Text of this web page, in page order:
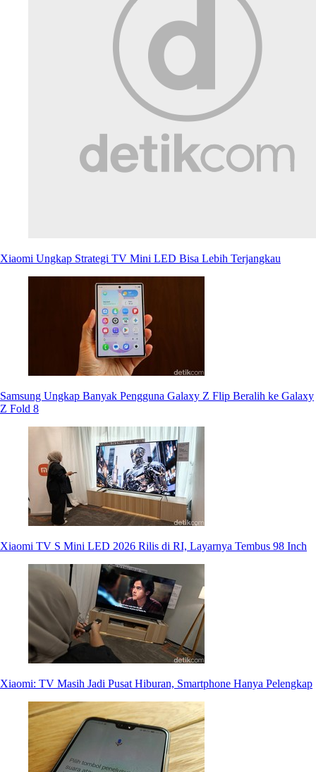
Xiaomi Ungkap Strategi TV Mini LED Bisa Lebih Terjangkau
Samsung Ungkap Banyak Pengguna Galaxy Z Flip Beralih ke Galaxy
Z Fold 8
Xiaomi TV S Mini LED 2026 Rilis di RI, Layarnya Tembus 98 Inch
Xiaomi: TV Masih Jadi Pusat Hiburan, Smartphone Hanya Pelengkap